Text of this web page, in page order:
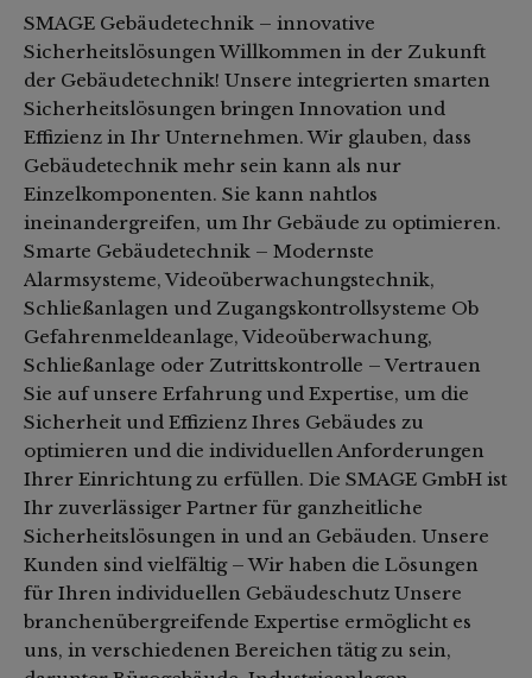
SMAGE Gebäudetechnik – innovative
Sicherheitslösungen Willkommen in der Zukunft
der Gebäudetechnik! Unsere integrierten smarten
Sicherheitslösungen bringen Innovation und
Effizienz in Ihr Unternehmen. Wir glauben, dass
Gebäudetechnik mehr sein kann als nur
Einzelkomponenten. Sie kann nahtlos
ineinandergreifen, um Ihr Gebäude zu optimieren.
Smarte Gebäudetechnik – Modernste
Alarmsysteme, Videoüberwachungstechnik,
Schließanlagen und Zugangskontrollsysteme Ob
Gefahrenmeldeanlage, Videoüberwachung,
Schließanlage oder Zutrittskontrolle – Vertrauen
Sie auf unsere Erfahrung und Expertise, um die
Sicherheit und Effizienz Ihres Gebäudes zu
optimieren und die individuellen Anforderungen
Ihrer Einrichtung zu erfüllen. Die SMAGE GmbH ist
Ihr zuverlässiger Partner für ganzheitliche
Sicherheitslösungen in und an Gebäuden. Unsere
Kunden sind vielfältig – Wir haben die Lösungen
für Ihren individuellen Gebäudeschutz Unsere
branchenübergreifende Expertise ermöglicht es
uns, in verschiedenen Bereichen tätig zu sein,